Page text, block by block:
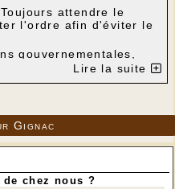
attendre le
l'ordre afin d'éviter le
gouvernementales,
annuler les séances
Ciné-Lot s'ils pouvaient
à partir du 7. Nous
que nous aurons des
Lire la suite
Gignac
chez nous ?